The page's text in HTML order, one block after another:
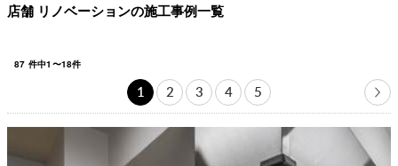
店舗 リノベーションの施工事例一覧
87 件中1 〜18件
1 2 3 4 5